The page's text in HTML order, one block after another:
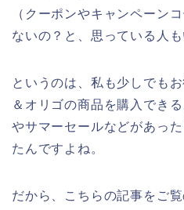
（クーポンやキャンペーン
ないの？と、思っている人
というのは、私も少しでも
＆オリゴの商品を購入でき
やサマーセールなどがあっ
たんですよね。
だから、こちらの記事をご